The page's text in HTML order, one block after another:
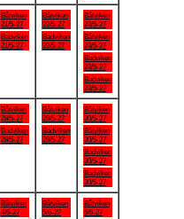
Båtviken
21/5-27
Badviken
21/5-27
Båtviken
22/5-27
Badviken
22/5-27
Båtviken
23/5-27
Båtviken
23/5-27
Badviken
23/5-27
Badviken
23/5-27
Båtviken
28/5-27
Badviken
28/5-27
Båtviken
29/5-27
Badviken
29/5-27
Båtviken
30/5-27
Båtviken
30/5-27
Badviken
30/5-27
Badviken
30/5-27
Båtviken
4/6-27
Båtviken
5/6-27
Båtviken
6/6-27